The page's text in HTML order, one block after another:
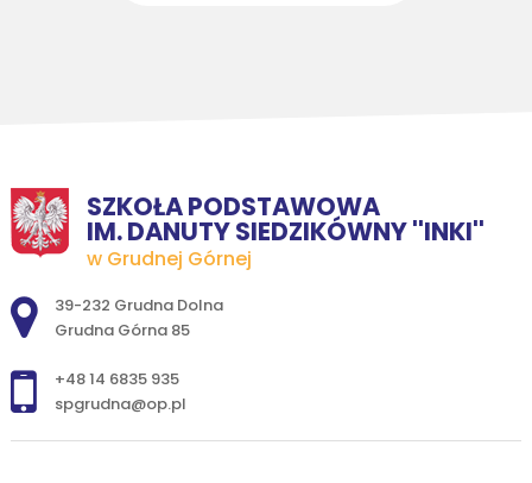
SZKOŁA PODSTAWOWA
IM. DANUTY SIEDZIKÓWNY ''INKI''
w Grudnej Górnej
Adres pocztowy:
39-232 Grudna Dolna
Grudna Górna 85
+48 14 6835 935
spgrudna@op.pl